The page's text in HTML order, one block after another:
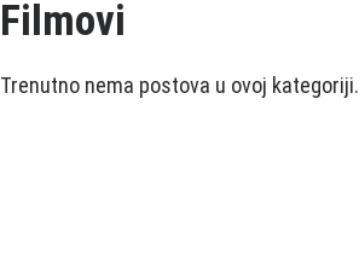
Filmovi
Trenutno nema postova u ovoj kategoriji.